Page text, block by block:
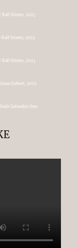
Ralf Stiewe, 2023
Ralf Stiewe, 2022
Ralf Stiewe, 2023
Siebert, 2025
Gelsenkirchen